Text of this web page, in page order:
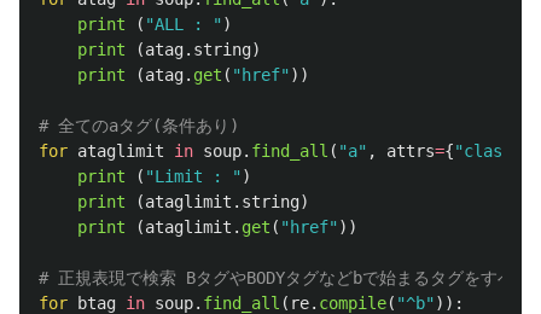
print
( "ALL : " )
print
(atag. string)
print
(atag. get ( " href" ))
for ataglimit in soup. find_all ( "a" , attrs={"class
print
( "Limit : " )
print
(ataglimit . string)
print
(ataglimit . get ( " href" ))
for btag in soup. find_all ( re. compile( "^b" )):